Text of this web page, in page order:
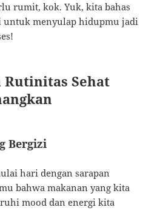
rumit, kok. Yuk, kita bahas
untuk menyulap hidupmu jadi
Sehat
Bergizi
hari dengan sarapan
bahwa makanan yang kita
mood dan energi kita